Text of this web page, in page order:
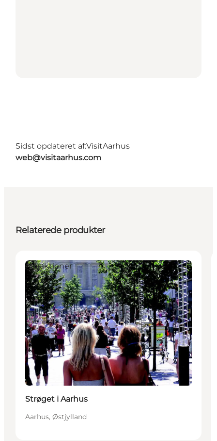
Sidst opdateret af:VisitAarhus
web@visitaarhus.com
Relaterede produkter
Attraktioner
Strøget i Aarhus
Aarhus, Østjylland